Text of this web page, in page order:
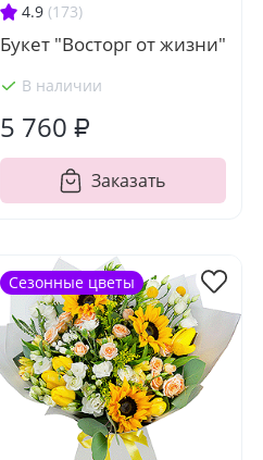
4.9 (173)
Букет "Восторг от жизни"
В наличии
5 760 ₽
Заказать
Сезонные цветы